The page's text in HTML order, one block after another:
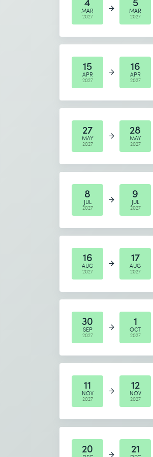
MAR
2027
MAR
2027
15
APR
2027
16
APR
2027
27
MAY
2027
28
MAY
2027
8
JUL
2027
9
JUL
2027
16
AUG
2027
17
AUG
2027
30
SEP
2027
1
OCT
2027
11
NOV
2027
12
NOV
2027
20 21